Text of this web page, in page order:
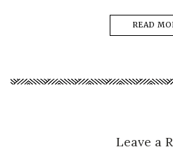
READ
Leave a